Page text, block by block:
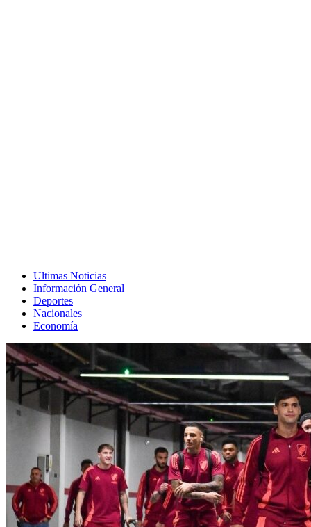
Ultimas Noticias
Información General
Deportes
Nacionales
Economía